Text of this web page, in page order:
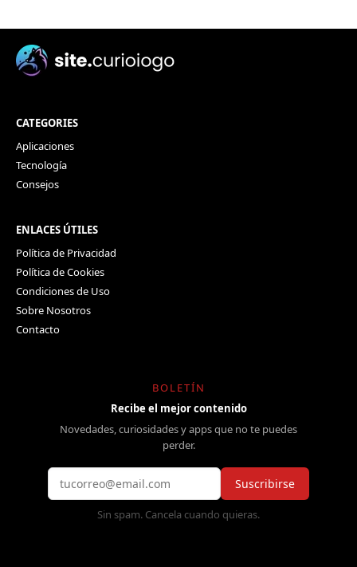
CATEGORIES
Aplicaciones
Tecnología
Consejos
ENLACES ÚTILES
Política de Privacidad
Política de Cookies
Condiciones de Uso
Sobre Nosotros
Contacto
BOLETÍN
Recibe el mejor contenido
Novedades, curiosidades y apps que no te puedes
perder.
Suscribirse
Sin spam. Cancela cuando quieras.